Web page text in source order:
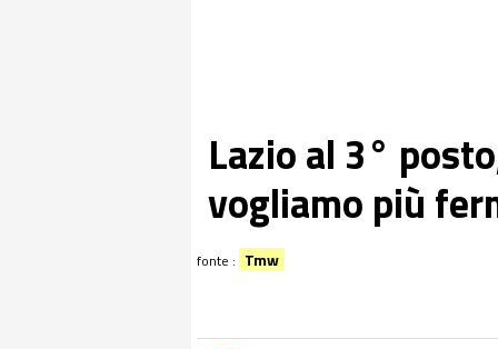
Lazio al 3°
vogliamo più
fonte : Tmw